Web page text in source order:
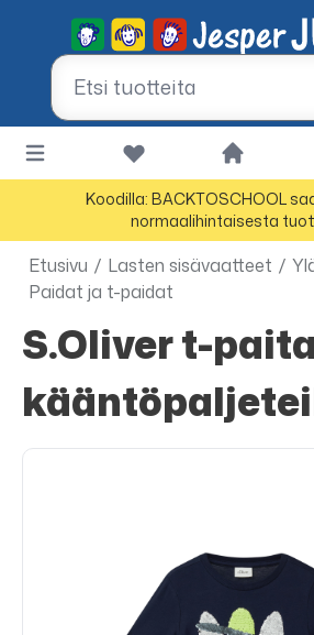
Koodilla: BACKTOSCHOOL
normaalihintaisesta
Etusivu / Lasten sisävaatteet /
Paidat ja t-paidat
s.Oliver t-paita